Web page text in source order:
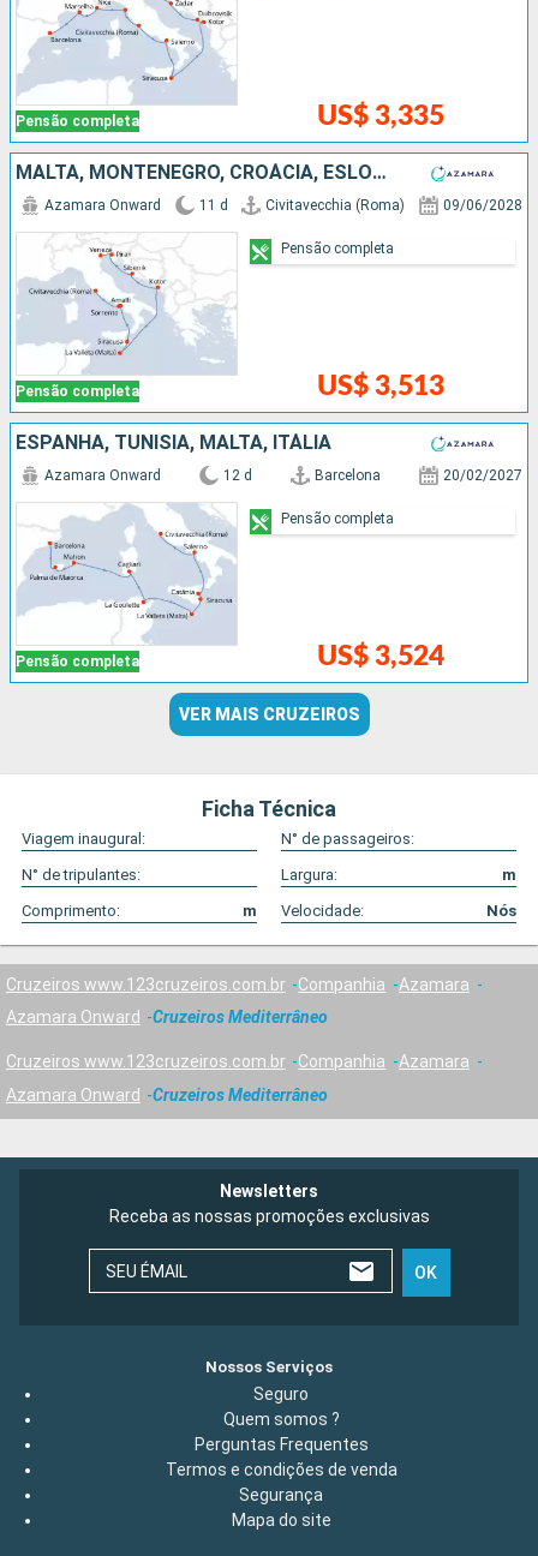
Pensão completa US$ 3,335
MALTA, MONTENEGRO, CROÁCIA, ESLOVÃNIA, ITÁLIA
Pensão completa
Azamara Onward 11 d Civitavecchia (Roma) 09/06/2028
US$ 3,513
Pensão completa
ESPANHA, TUNÍSIA, MALTA, ITÁLIA
Pensão completa
Azamara Onward 12 d Barcelona 20/02/2027
US$ 3,524
Pensão completa
VER MAIS CRUZEIROS
Ficha Técnica
Viagem inaugural:
N° de passageiros:
N° de tripulantes:
Largura:
m
Comprimento:
m Velocidade: Nós
Cruzeiros www.123cruzeiros.com.br Companhia
Azamara
Azamara Onward
Cruzeiros Mediterrâneo
Cruzeiros www.123cruzeiros.com.br Companhia
Azamara
Azamara Onward
Cruzeiros Mediterrâneo
Newsletters
Receba as nossas promoções exclusivas
SEU ÉMAIL OK
Nossos Serviços
Seguro
Quem somos ?
Perguntas Frequentes
Termos e condições de venda
Segurança
Mapa do site